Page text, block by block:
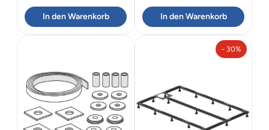
Preis
war:
Preis
In den Warenkorb In den Warenkorb
- 30%